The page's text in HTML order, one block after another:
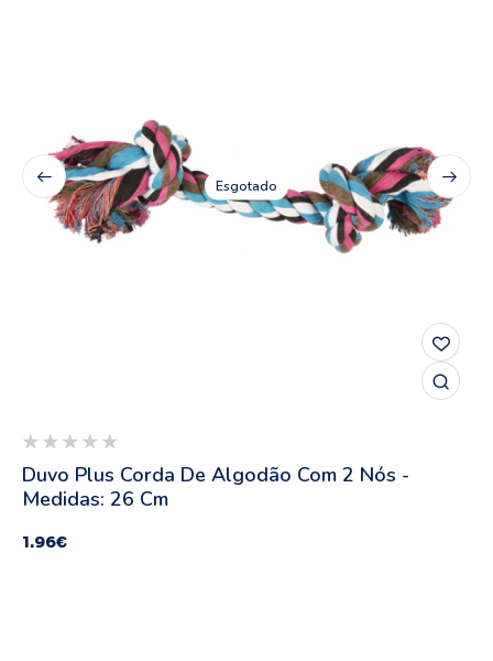
Esgotado
Duvo Plus Corda De Algodão Com 2 Nós -
Medidas: 26 Cm
1.96€